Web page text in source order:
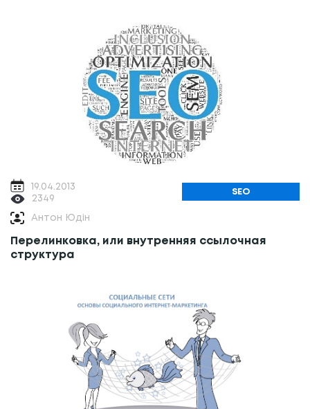
19.04.2013
2349
SEO
Антон Юдін
Перелинковка, или внутренняя ссылочная
структура